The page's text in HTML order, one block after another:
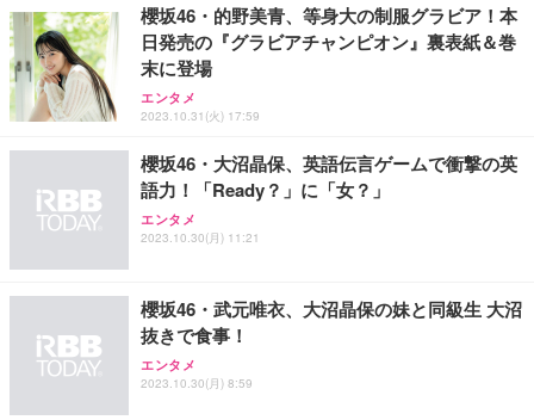
櫻坂46・的野美青、等身大の制服グラビア！本
日発売の『グラビアチャンピオン』裏表紙＆巻
末に登場
エンタメ
2023.10.31(火) 17:59
櫻坂46・大沼晶保、英語伝言ゲームで衝撃の英
語力！「Ready？」に「女？」
エンタメ
2023.10.30(月) 11:21
櫻坂46・武元唯衣、大沼晶保の妹と同級生 大沼
抜きで食事！
エンタメ
2023.10.30(月) 8:59